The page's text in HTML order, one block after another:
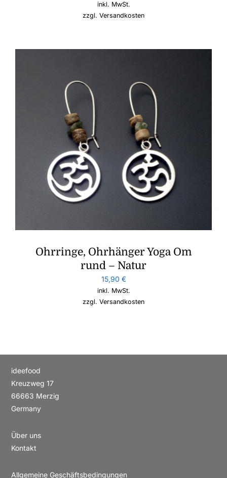
inkl. MwSt.
zzgl. Versandkosten
Ohrringe, Ohrhänger Yoga Om
rund – Natur
15,90 €
inkl. MwSt.
zzgl. Versandkosten
ideefood
Kreuzweg 17
66663 Merzig
Germany
Über uns
Kontakt
Allgemeine Geschäftsbedingungen